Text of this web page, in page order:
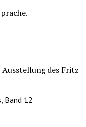
Ausstellung des Fritz
Band 12